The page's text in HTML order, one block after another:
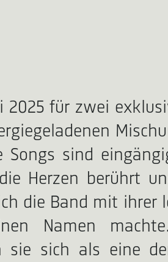
2025 für zwei
sind
Herzen berührt
die Band mit ihrer
Namen
sie sich als eine